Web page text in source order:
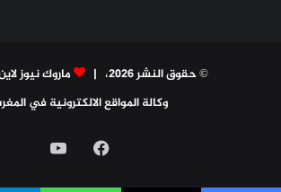
© حقوق النشر 2026، | ماروك نيوز
وكالة المواقع الالكترونية في
فيسبوك‫YouTube